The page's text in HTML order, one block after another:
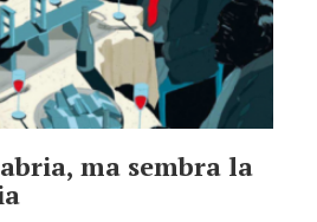
ma sembra la